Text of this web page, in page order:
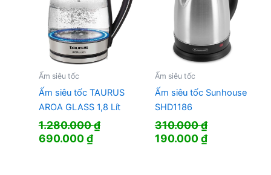
Ấm siêu tốc
Ấm siêu tốc TAURUS
AROA GLASS 1,8 Lít
1.280.000₫
Giá
690.000₫Giá
Ấm siêu tốc
Ấm siêu tốc Sunhouse
SHD1186
310.000₫
Giá
190.000₫Giá